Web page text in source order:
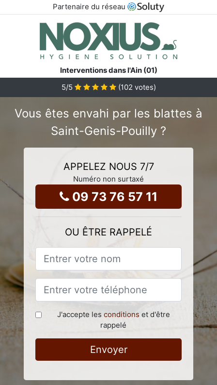
Partenaire du réseau
Interventions dans l'Ain (01)
5/5 (102 votes)
Vous êtes envahi par les blattes à
Saint-Genis-Pouilly ?
APPELEZ NOUS 7/7
Numéro non surtaxé
09 73 76 57 11
OU ÊTRE RAPPELÉ
J'accepte les conditions et d'être
rappelé
Envoyer